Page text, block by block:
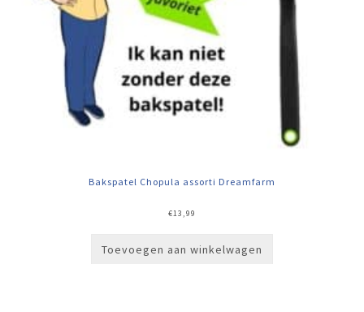
Bakspatel Chopula assorti Dreamfarm
€13,99
Toevoegen aan winkelwagen